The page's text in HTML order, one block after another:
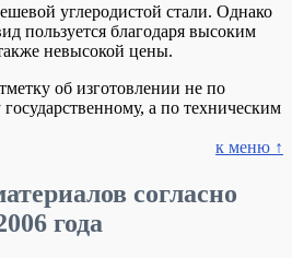
углеродистой стали. Однако
пользуется благодаря высоким
невысокой цены.
об изготовлении не по
а по техническим
к меню ↑
согласно
года